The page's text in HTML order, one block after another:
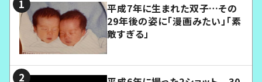
平成7年に生まれた双子…その
29年後の姿に「漫画みたい」「素
敵すぎる」